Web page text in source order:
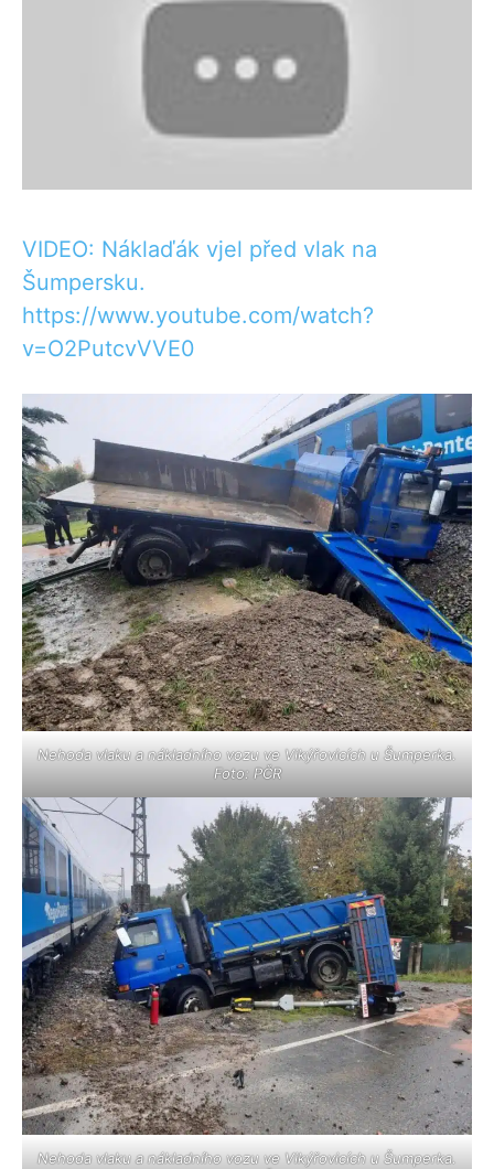
VIDEO: Náklaďák vjel před vlak na
Šumpersku.
https://www.youtube.com/watch?
v=O2PutcvVVE0
Nehoda vlaku a nákladního vozu ve Vikýřovicích u Šumperka.
Foto: PČR
Nehoda vlaku a nákladního vozu ve Vikýřovicích u Šumperka.